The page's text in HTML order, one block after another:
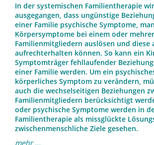
In der systemischen Familientherapie
ausgegangen, dass ungünstige
einer Familie psychische Symptome,
Körpersymptome bei einem oder
Familienmitgliedern auslösen und diese
aufrechterhalten können. So kann ein
Symptomträger fehllaufender
einer Familie werden. Um ein
körperliches Symptom zu verändern,
auch die wechselseitigen Beziehungen
Familienmitgliedern berücksichtigt
oder psychische Symptome werden in
Familientherapie als missglückte
zwischenmenschliche Ziele gesehen.
mehr ...